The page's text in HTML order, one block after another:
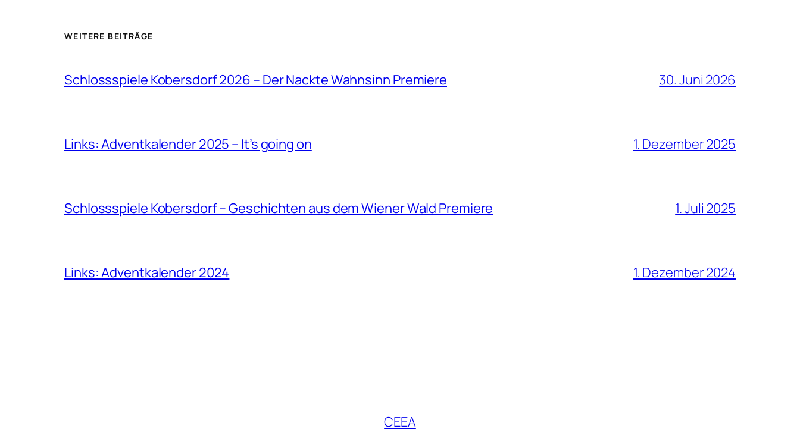
WEITERE BEITRÄGE
Schlossspiele Kobersdorf 2026 – Der Nackte Wahnsinn Premiere 30. Juni 2026
Links: Adventkalender 2025 – It’s going on 1. Dezember 2025
Schlossspiele Kobersdorf – Geschichten aus dem Wiener Wald Premiere 1. Juli 2025
Links: Adventkalender 2024 1. Dezember 2024
CEEA